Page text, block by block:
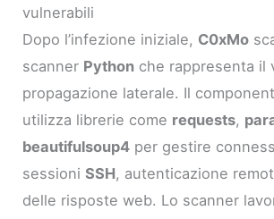
vulnerabili
Dopo l’infezione iniziale, C0xMo
scanner Python che rappresenta il
propagazione laterale. Il
utilizza librerie come requests,
beautifulsoup4 per gestire
sessioniSSH, autenticazione
delle risposte web. Lo scanner